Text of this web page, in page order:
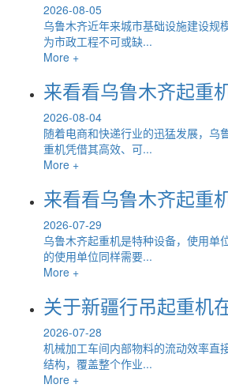
2026-08-05
乌鲁木齐近年来城市基础设施建设规
为市政工程不可或缺...
More +
来看看乌鲁木齐起重
2026-08-04
随着电商和快递行业的迅猛发展，乌
重机凭借其高效、可...
More +
来看看乌鲁木齐起重
2026-07-29
乌鲁木齐起重机是特种设备，使用单
的使用单位同样需要...
More +
关于新疆行吊起重机
2026-07-28
机械加工车间内部物料的流动效率直
结构，覆盖整个作业...
More +